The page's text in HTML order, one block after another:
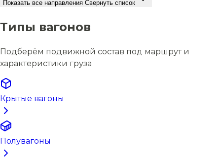
Показать все направления Свернуть список
Типы вагонов
Подберём подвижной состав под маршрут и
характеристики груза
Крытые вагоны
Полувагоны